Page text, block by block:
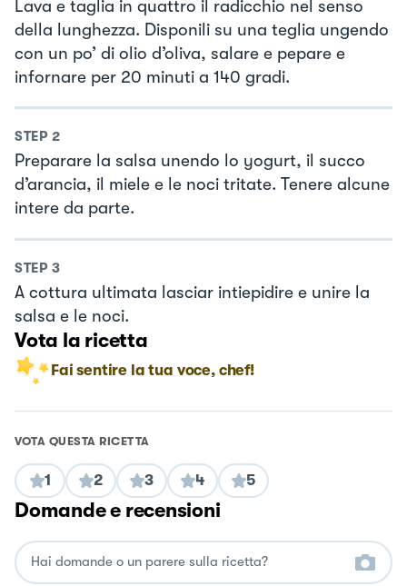
Lava e taglia in quattro il radicchio nel senso
della lunghezza. Disponili su una teglia ungendo
con un po’ di olio d’oliva, salare e pepare e
infornare per 20 minuti a 140 gradi.
STEP 2
Preparare la salsa unendo lo yogurt, il succo
d’arancia, il miele e le noci tritate. Tenere alcune
intere da parte.
STEP 3
A cottura ultimata lasciar intiepidire e unire la
salsa e le noci.
Vota la ricetta
Fai sentire la tua voce, chef!
VOTA QUESTA RICETTA
1 2 3 4 5
Domande e recensioni